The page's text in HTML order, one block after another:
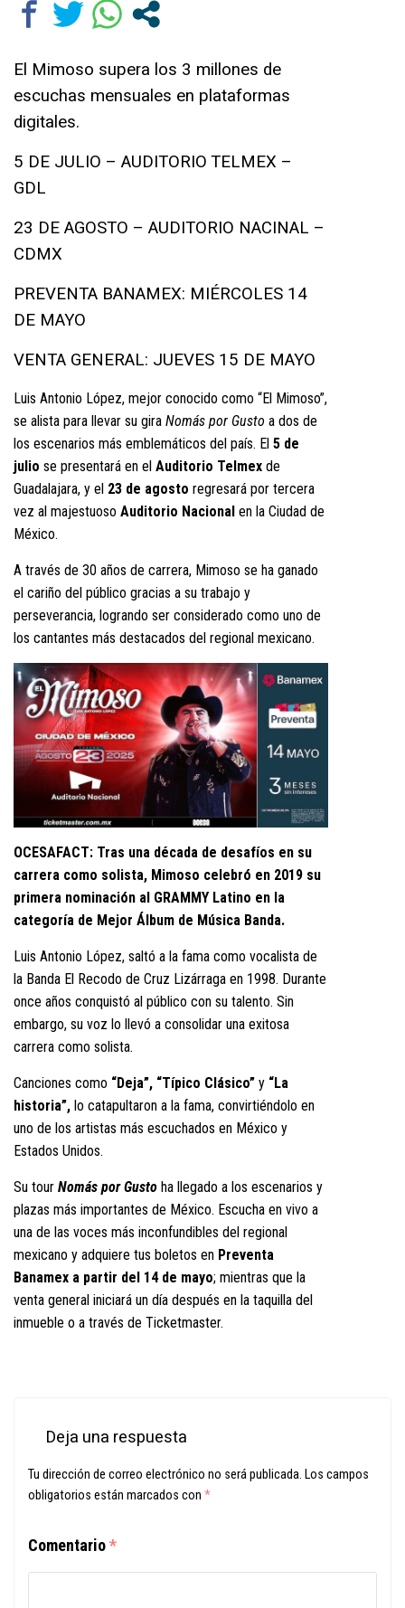
El Mimoso supera los 3 millones de
escuchas mensuales en plataformas
digitales.
5 DE JULIO – AUDITORIO TELMEX –
GDL
23 DE AGOSTO – AUDITORIO NACINAL –
CDMX
PREVENTA BANAMEX: MIÉRCOLES 14
DE MAYO
VENTA GENERAL: JUEVES 15 DE MAYO
Luis Antonio López, mejor conocido como “El Mimoso”,
se alista para llevar su gira Nomás por Gusto a dos de
los escenarios más emblemáticos del país. El 5 de
julio se presentará en el Auditorio Telmex de
Guadalajara, y el 23 de agosto regresará por tercera
vez al majestuoso Auditorio Nacional en la Ciudad de
México.
A través de 30 años de carrera, Mimoso se ha ganado
el cariño del público gracias a su trabajo y
perseverancia, logrando ser considerado como uno de
los cantantes más destacados del regional mexicano.
OCESAFACT: Tras una década de desafíos en su
carrera como solista, Mimoso celebró en 2019 su
primera nominación al GRAMMY Latino en la
categoría de Mejor Álbum de Música Banda.
Luis Antonio López, saltó a la fama como vocalista de
la Banda El Recodo de Cruz Lizárraga en 1998. Durante
once años conquistó al público con su talento. Sin
embargo, su voz lo llevó a consolidar una exitosa
carrera como solista.
Canciones como “Deja”, “Típico Clásico” y “La
historia”, lo catapultaron a la fama, convirtiéndolo en
uno de los artistas más escuchados en México y
Estados Unidos.
Su tour Nomás por Gusto ha llegado a los escenarios y
plazas más importantes de México. Escucha en vivo a
una de las voces más inconfundibles del regional
mexicano y adquiere tus boletos en Preventa
Banamex a partir del 14 de mayo; mientras que la
venta general iniciará un día después en la taquilla del
inmueble o a través de Ticketmaster.
Deja una respuesta
Tu dirección de correo electrónico no será publicada. Los campos
obligatorios están marcados con *
Comentario*